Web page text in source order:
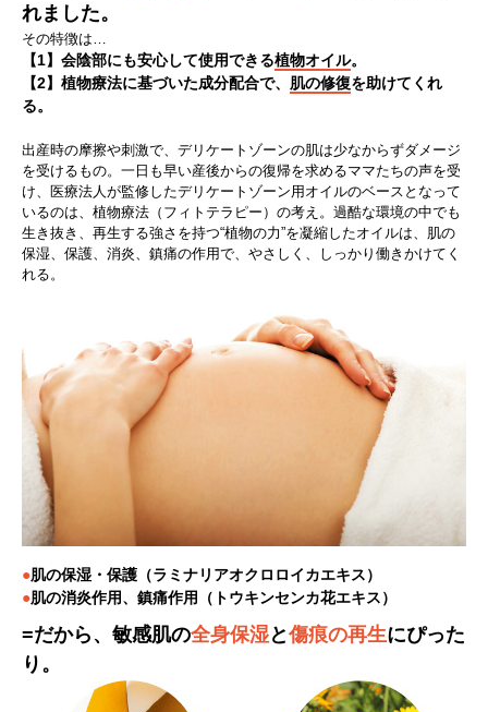
れました。
その特徴は…
【1】会陰部にも安心して使用できる植物オイル。
【2】植物療法に基づいた成分配合で、 肌の修復を助けてくれ
る。
出産時の摩擦や刺激で、デリケートゾーンの肌は少なからずダメージ
を受けるもの。一日も早い産後からの復帰を求めるママたちの声を受
け、医療法人が監修したデリケートゾーン用オイルのベースとなって
いるのは、植物療法（フィトテラピー）の考え。過酷な環境の中でも
生き抜き、再生する強さを持つ“植物の力”を凝縮したオイルは、肌の
保湿、保護、消炎、鎮痛の作用で、やさしく、しっかり働きかけてく
れる。
●肌の保湿・保護（ラミナリアオクロロイカエキス）
●肌の消炎作用、鎮痛作用（トウキンセンカ花エキス）
=だから、敏感肌の全身保湿と傷痕の再生にぴった
り。